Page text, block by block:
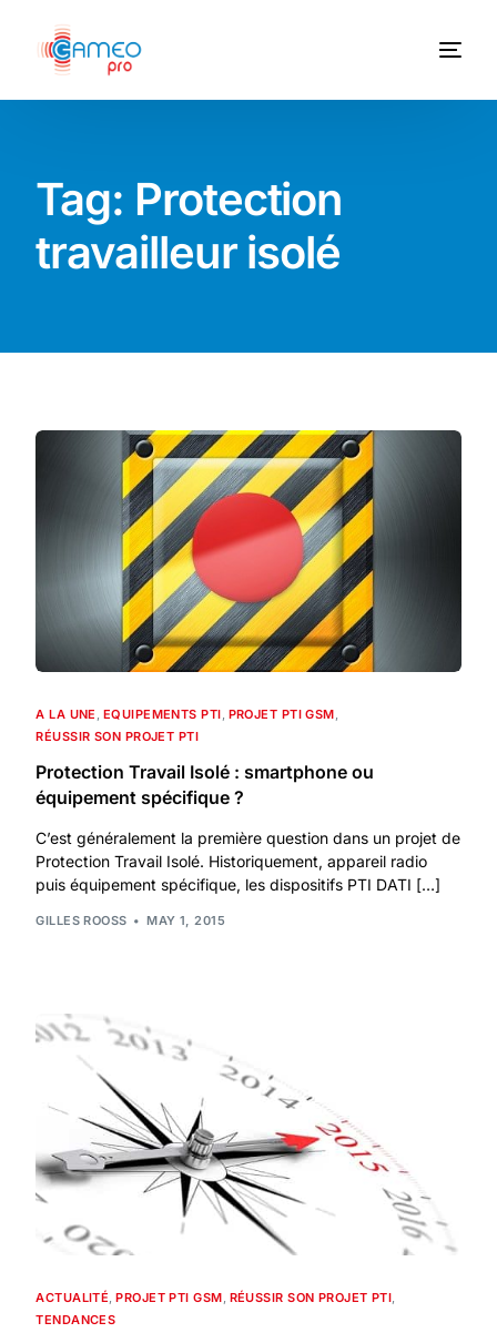
Tag: Protection
travailleur isolé
A LA UNE , EQUIPEMENTS PTI, PROJET PTI GSM,
RÉUSSIR SON PROJET PTI
Protection Travail Isolé : smartphone ou
équipement spécifique ?
C’est généralement la première question dans un projet de
Protection Travail Isolé. Historiquement, appareil radio
puis équipement spécifique, les dispositifs PTI DATI […]
GILLES ROOSS MAY 1, 2015
ACTUALITÉ,PROJET PTI GSM, RÉUSSIR SON PROJET PTI,
TENDANCES